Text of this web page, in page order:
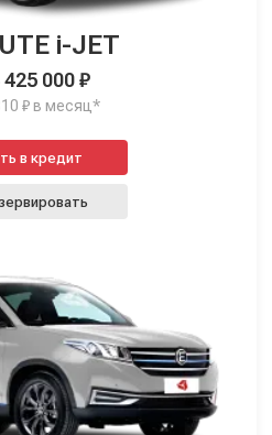
i-JET
425 000 ₽
₽ в месяц*
Купить в кредит